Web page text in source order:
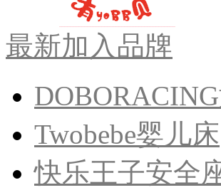
最新加入品牌
Twobebe婴儿床
快乐王子安全